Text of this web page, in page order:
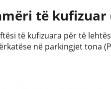
të kufizuar
të kufizuara për të
në parkingjet tona